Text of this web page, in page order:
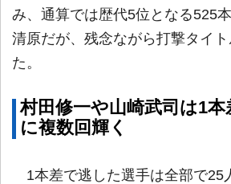
み、通算では歴代5位となる525
清原だが、残念ながら打撃タイ
た。
村田修一や山崎武司は1
に複数回輝く
1本差で逃した選手は全部で25